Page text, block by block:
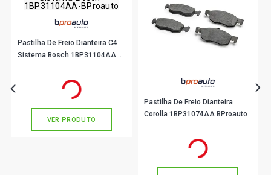
OPALA DIPLOMATA SLE SEDAN 4.1 12V (1985 - 1992)
Pastilha De Freio Dianteira C4
Sistema Bosch 1BP31104AA
em até 4x de
VER PRODUTO
Pastilha De Freio Dianteira
Corolla 1BP31074AA BProauto
em até 4x de